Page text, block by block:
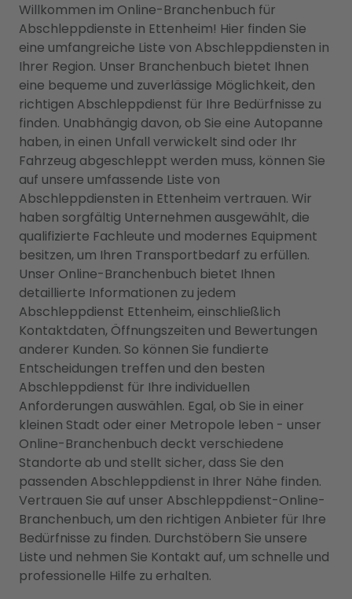
Willkommen im Online-Branchenbuch für
Abschleppdienste in Ettenheim! Hier finden Sie
eine umfangreiche Liste von Abschleppdiensten in
Ihrer Region. Unser Branchenbuch bietet Ihnen
eine bequeme und zuverlässige Möglichkeit, den
richtigen Abschleppdienst für Ihre Bedürfnisse zu
finden. Unabhängig davon, ob Sie eine Autopanne
haben, in einen Unfall verwickelt sind oder Ihr
Fahrzeug abgeschleppt werden muss, können Sie
auf unsere umfassende Liste von
Abschleppdiensten in Ettenheim vertrauen. Wir
haben sorgfältig Unternehmen ausgewählt, die
qualifizierte Fachleute und modernes Equipment
besitzen, um Ihren Transportbedarf zu erfüllen.
Unser Online-Branchenbuch bietet Ihnen
detaillierte Informationen zu jedem
Abschleppdienst Ettenheim, einschließlich
Kontaktdaten, Öffnungszeiten und Bewertungen
anderer Kunden. So können Sie fundierte
Entscheidungen treffen und den besten
Abschleppdienst für Ihre individuellen
Anforderungen auswählen. Egal, ob Sie in einer
kleinen Stadt oder einer Metropole leben - unser
Online-Branchenbuch deckt verschiedene
Standorte ab und stellt sicher, dass Sie den
passenden Abschleppdienst in Ihrer Nähe finden.
Vertrauen Sie auf unser Abschleppdienst-Online-
Branchenbuch, um den richtigen Anbieter für Ihre
Bedürfnisse zu finden. Durchstöbern Sie unsere
Liste und nehmen Sie Kontakt auf, um schnelle und
professionelle Hilfe zu erhalten.